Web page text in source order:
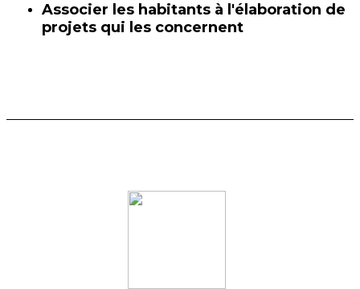
Associer les habitants à l'élaboration de
projets qui les concernent